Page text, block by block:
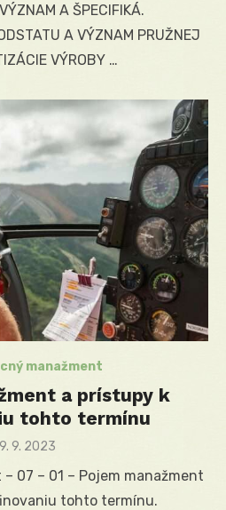
A ŠPECIFIKÁ.
A VÝZNAM PRUŽNEJ
VÝROBY …
manažment
a prístupy k
tohto termínu
Posted
9. 9. 2023
07 – 01 – Pojem manažment
tohto termínu.